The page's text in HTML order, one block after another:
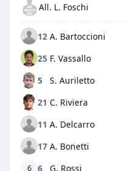
All. L. Foschi
12 A. Bartoccioni
25 F. Vassallo
5
S. Auriletto
21 C. Riviera
11 A. Delcarro
17 A. Bonetti
6 6
G. Rossi